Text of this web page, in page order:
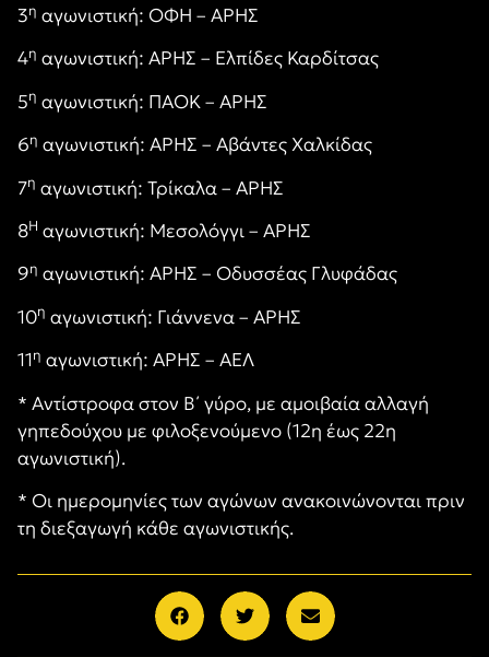
3η αγωνιστική: ΟΦΗ – ΑΡΗΣ
4η αγωνιστική: ΑΡΗΣ – Ελπίδες Καρδίτσας
5η αγωνιστική: ΠΑΟΚ – ΑΡΗΣ
6η αγωνιστική: ΑΡΗΣ – Αβάντες Χαλκίδας
7η αγωνιστική: Τρίκαλα – ΑΡΗΣ
8Η αγωνιστική: Μεσολόγγι – ΑΡΗΣ
9η αγωνιστική: ΑΡΗΣ – Οδυσσέας Γλυφάδας
10η αγωνιστική: Γιάννενα – ΑΡΗΣ
11η αγωνιστική: ΑΡΗΣ – ΑΕΛ
* Αντίστροφα στον Β΄ γύρο, με αμοιβαία αλλαγή
γηπεδούχου με φιλοξενούμενο (12η έως 22η
αγωνιστική).
* Οι ημερομηνίες των αγώνων ανακοινώνονται πριν
τη διεξαγωγή κάθε αγωνιστικής.